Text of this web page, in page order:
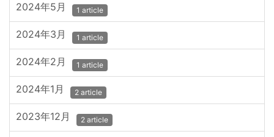
2024年5月 1 article
2024年3月 1 article
2024年2月 1 article
2024年1月 2 article
2023年12月 2 article